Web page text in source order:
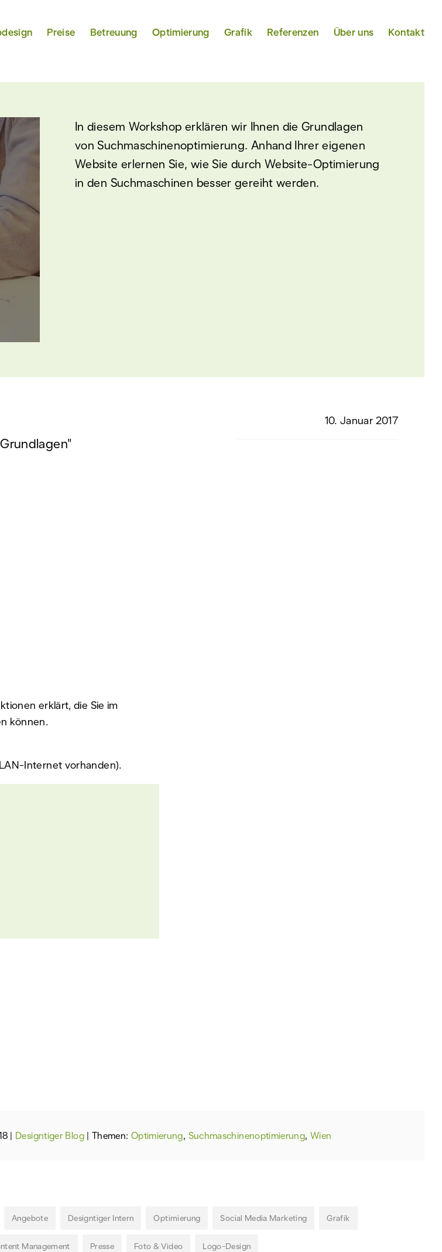
Preise Betreuung Optimierung Grafik Referenzen Über uns Kontakt
am 17.02.2017
In diesem Workshop erklären wir Ihnen die Grundlagen
von Suchmaschine­noptimierung. Anhand Ihrer eigenen
Website erlernen Sie, wie Sie durch Website-Optimierung
in den Suchmaschinen besser gereiht werden.
erklärt, die Sie im
können.
Internet vorhanden).
10. Januar 2017
| Designtiger Blog| Themen: Optimierung, Suchmaschinenoptimierung, Wien
Angebote Designtiger Intern Optimierung Social Media Marketing Grafik
Management Presse Foto & Video Logo-Design